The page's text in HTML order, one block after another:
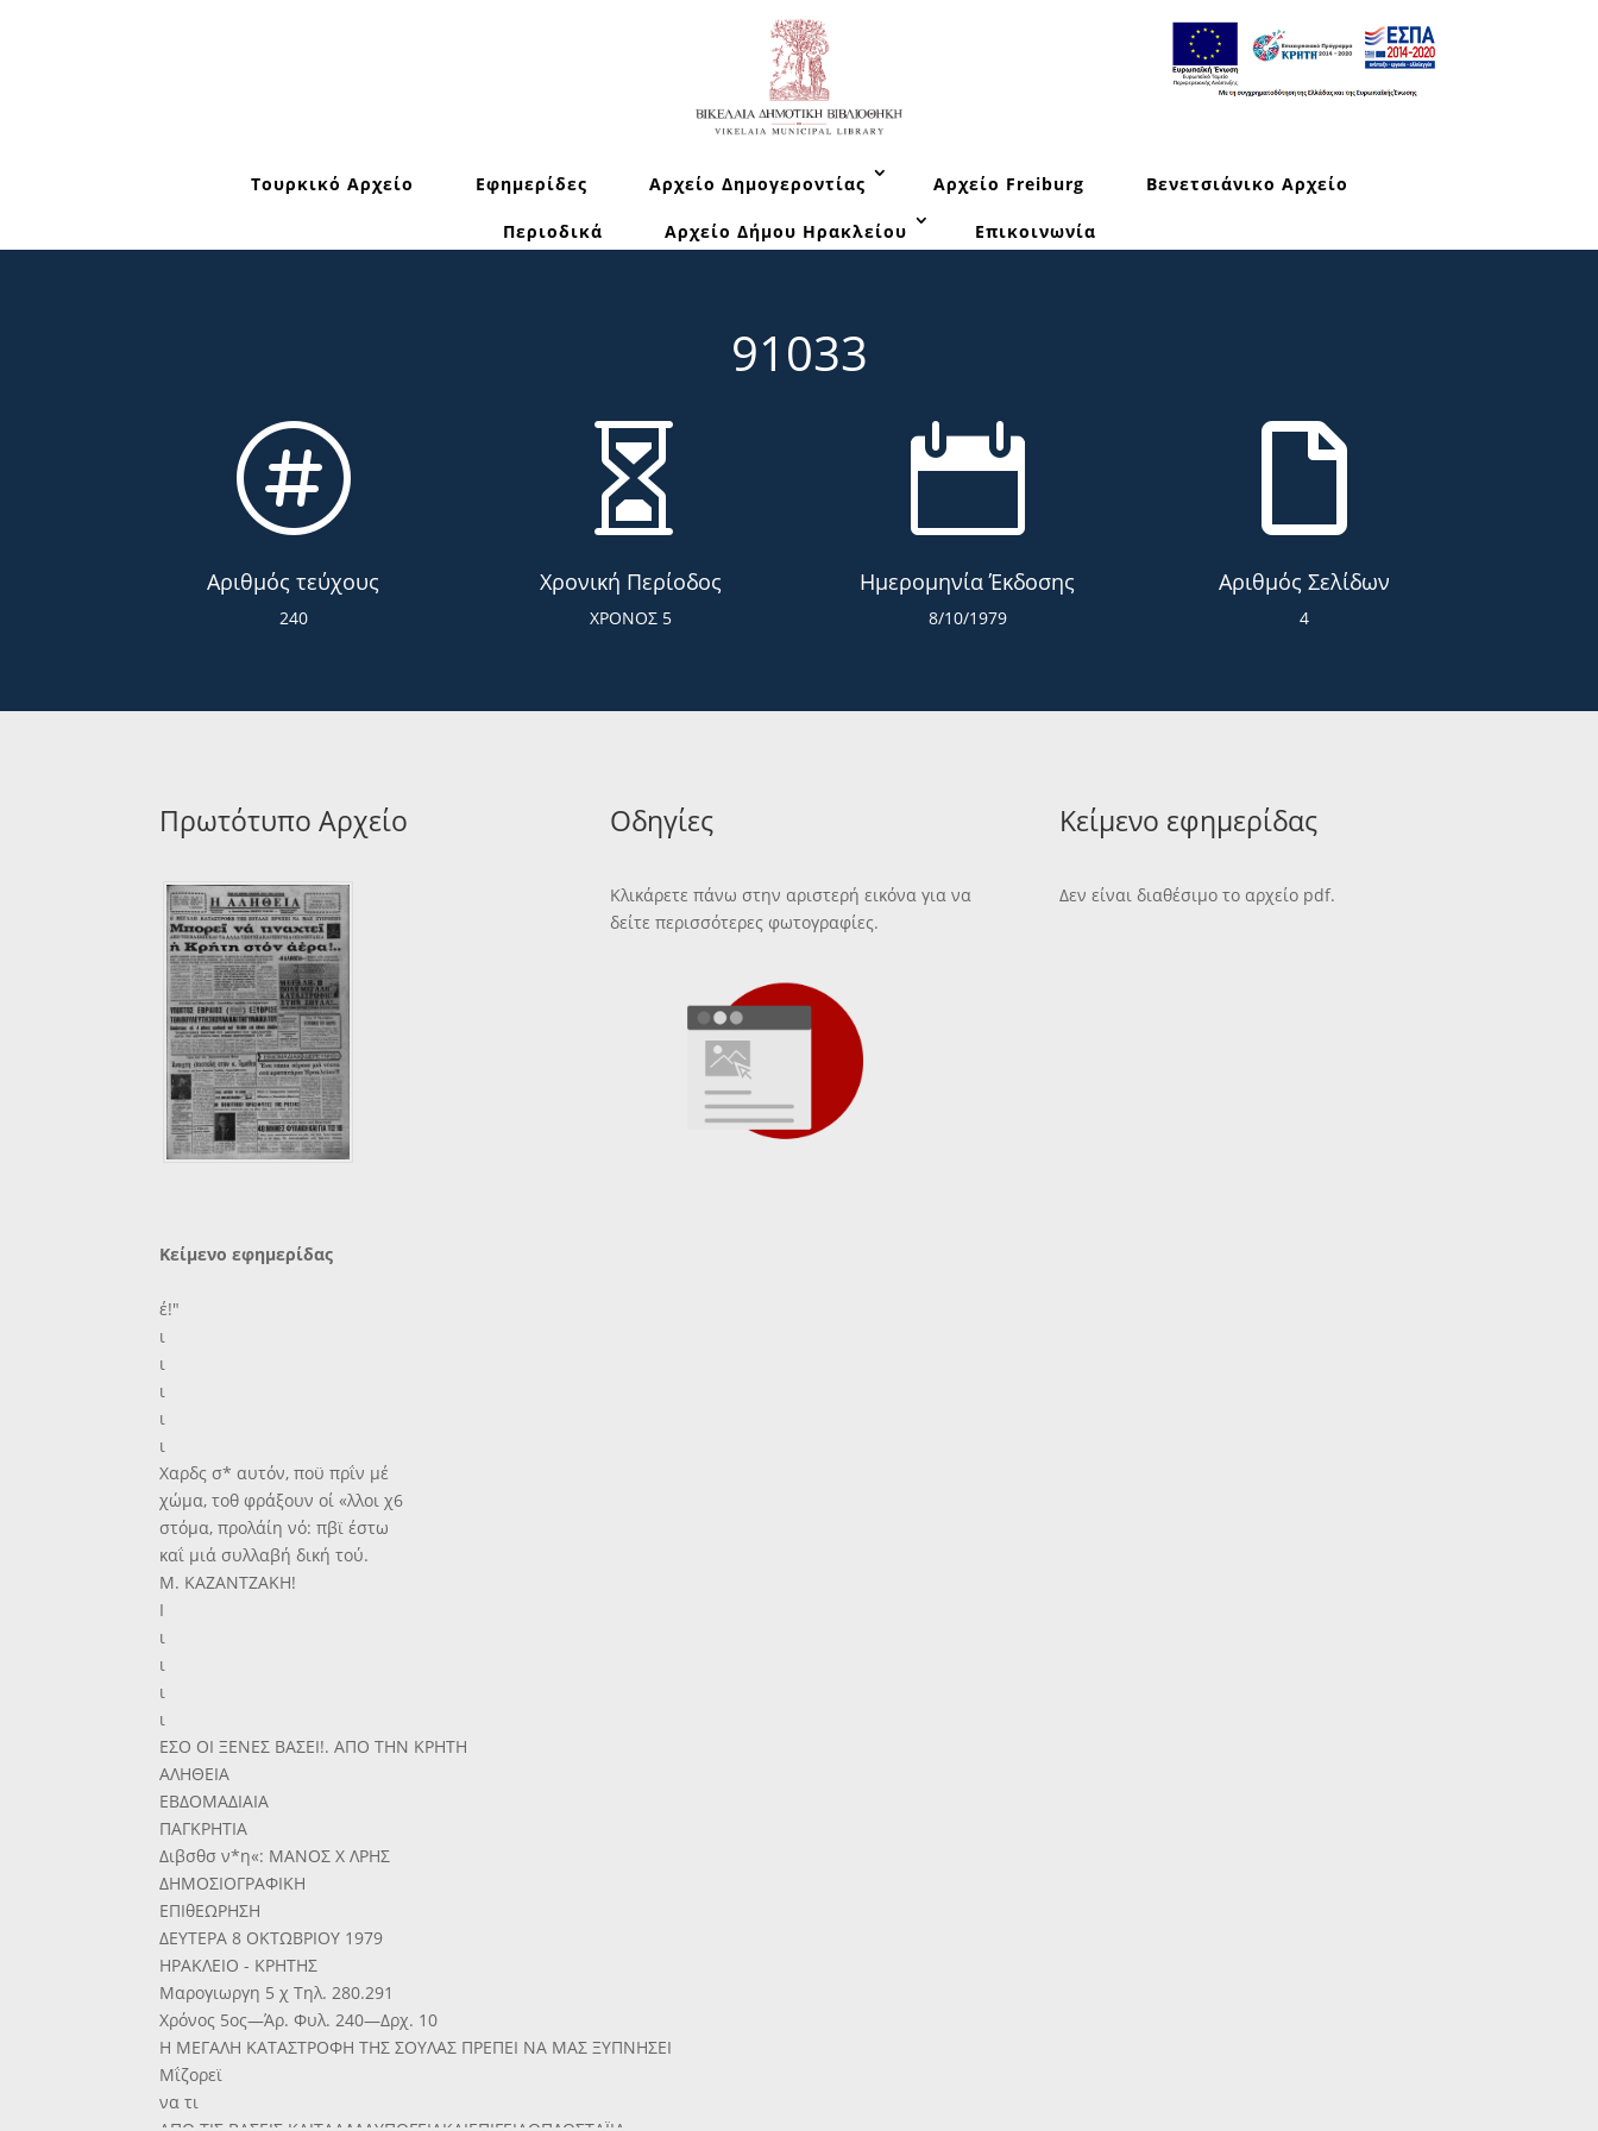
Τουρκικό Αρχείο Εφημερίδες Αρχείο Δημογεροντίας Αρχείο Freiburg Βενετσιάνικο Αρχείο
Περιοδικά Αρχείο Δήμου Ηρακλείου Επικοινωνία
91033

Αριθμός τεύχους
240

Χρονική Περίοδος
ΧΡΟΝΟΣ 5

Ημερομηνία Έκδοσης
8/10/1979

Αριθμός Σελίδων
4
Πρωτότυπο Αρχείο Οδηγίες
Κλικάρετε πάνω στην αριστερή εικόνα για να
δείτε περισσότερες φωτογραφίες.
Κείμενο εφημερίδας
Δεν είναι διαθέσιμο το αρχείο pdf.
Κείμενο εφημερίδας
έ!"
ι
ι
ι
ι
ι
Χαρδς σ* αυτόν, ποϋ πρΐν μέ
χώμα, τοθ φράξουν οί «λλοι χ6
στόμα, προλάίη νό: πβϊ έστω
καΐ μιά συλλαβή δική τού.
Μ. ΚΑΖΑΝΤΖΑΚΗ!
Ι
ι
ι
ι
ι
ΕΣΟ ΟΙ ΞΕΝΕΣ ΒΑΣΕΙ!. ΑΠΟ ΤΗΝ ΚΡΗΤΗ
ΑΛΗΘΕΙΑ
ΕΒΔΟΜΑΔΙΑΙΑ
ΠΑΓΚΡΗΤΙΑ
Διβσθσ ν*η«: ΜΑΝΟΣ Χ ΛΡΗΣ
ΔΗΜΟΣΙΟΓΡΑΦΙΚΗ
ΕΠΙθΕΩΡΗΣΗ
ΔΕΥΤΕΡΑ 8 ΟΚΤΩΒΡΙΟΥ 1979
ΗΡΑΚΛΕΙΟ - ΚΡΗΤΗΣ
Μαρογιωργη 5 χ Τηλ. 280.291
Χρόνος 5ος—Άρ. Φυλ. 240—Δρχ. 10
Η ΜΕΓΑΛΗ ΚΑΤΑΣΤΡΟΦΗ ΤΗΣ ΣΟΥΛΑΣ ΠΡΕΠΕΙ ΝΑ ΜΑΣ ΞΥΠΝΗΣΕΙ
Μΐζορεϊ
να τι